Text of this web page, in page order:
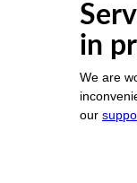
in
We are
our